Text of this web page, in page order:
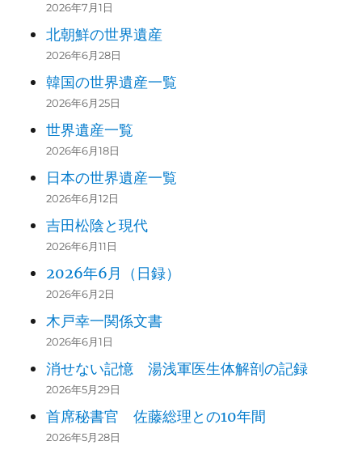
2026年7月1日
北朝鮮の世界遺産
2026年6月28日
韓国の世界遺産一覧
2026年6月25日
世界遺産一覧
2026年6月18日
日本の世界遺産一覧
2026年6月12日
吉田松陰と現代
2026年6月11日
2026年6月（日録）
2026年6月2日
木戸幸一関係文書
2026年6月1日
消せない記憶 湯浅軍医生体解剖の記録
2026年5月29日
首席秘書官 佐藤総理との10年間
2026年5月28日